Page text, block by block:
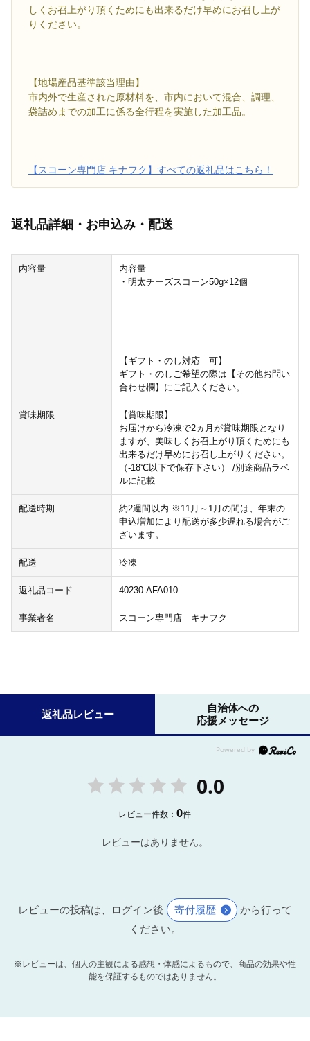
しくお召上がり頂くためにも出来るだけ早めにお召し上が
りください。
【地場産品基準該当理由】
市内外で生産された原材料を、市内において混合、調理、
袋詰めまでの加工に係る全行程を実施した加工品。
【スコーン専門店 キナフク】すべての返礼品はこちら！
返礼品詳細・お申込み・配送
内容量
内容量
・明太チーズスコーン50g×12個
【ギフト・のし対応 可】
ギフト・のしご希望の際は【その他お問い
合わせ欄】にご記入ください。
賞味期限
【賞味期限】
お届けから冷凍で2ヵ月が賞味期限となり
ますが、美味しくお召上がり頂くためにも
出来るだけ早めにお召し上がりください。
（-18℃以下で保存下さい） /別途商品ラベ
ルに記載
配送時期
約2週間以内 ※11月～1月の間は、年末の
申込増加により配送が多少遅れる場合がご
ざいます。
配送 冷凍
返礼品コード 40230-AFA010
事業者名 スコーン専門店 キナフク
返礼品レビュー
自治体への
応援メッセージ
0.0
レビュー件数：0件
レビューはありません。
レビューの投稿は、ログイン後 寄付履歴
から行って
ください。
※レビューは、個人の主観による感想・体感によるもので、商品の効果や性
能を保証するものではありません。